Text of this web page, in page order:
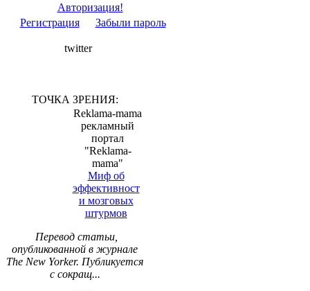
Авторизация!
Регистрация
Забыли пароль
twitter
ТОЧКА ЗРЕНИЯ:
Reklama-mama
рекламный
портал
"Reklama-
mama"
Миф об
эффективност
и мозговых
штурмов
Перевод статьи,
опубликованной в журнале
The New Yorker. Публикуется
с сокращ...